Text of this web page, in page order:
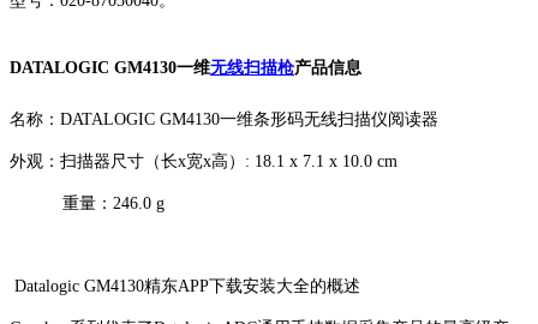
DATALOGIC GM4130一维无线扫描枪产品信息
名称：DATALOGIC GM4130一维条形码无线扫描仪阅读器
外观：扫描器尺寸（长x宽x高）: 18.1 x 7.1 x 10.0 cm
重量：246.0 g
Datalogic GM4130精东APP下载安装大全的概述